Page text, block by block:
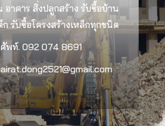
อาคาร สิ่งปลูกสร้าง รับซื้อบ้าน
รับซื้อโครงสร้างเหล็กทุกชนิด
พท์. 092 074 8691